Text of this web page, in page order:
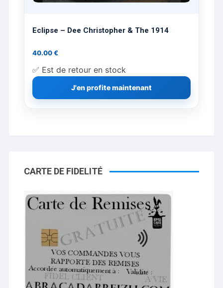
Eclipse – Dee Christopher & The 1914
40.00€
✅ Est de retour en stock
J'en profite maintenant
CARTE DE FIDELITÉ